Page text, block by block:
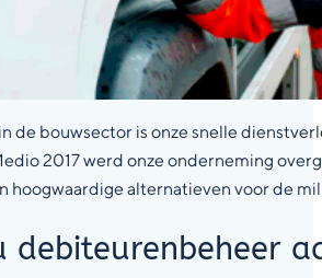
de bouwsector is onze snelle
2017 werd onze onderneming
hoogwaardige alternatieven voor de
debiteurenbeheer